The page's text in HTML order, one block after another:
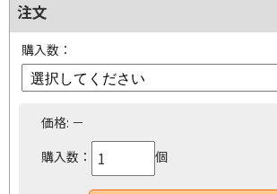
注文
購入数：
価格: －
購入数：
個